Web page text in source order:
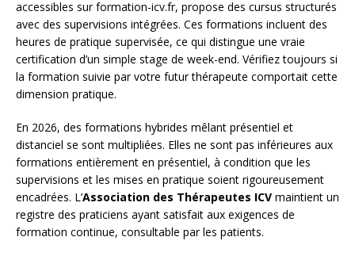
accessibles sur formation-icv.fr, propose des cursus structurés
avec des supervisions intégrées. Ces formations incluent des
heures de pratique supervisée, ce qui distingue une vraie
certification d’un simple stage de week-end. Vérifiez toujours si
la formation suivie par votre futur thérapeute comportait cette
dimension pratique.
En 2026, des formations hybrides mêlant présentiel et
distanciel se sont multipliées. Elles ne sont pas inférieures aux
formations entièrement en présentiel, à condition que les
supervisions et les mises en pratique soient rigoureusement
encadrées. L’Association des Thérapeutes ICV maintient un
registre des praticiens ayant satisfait aux exigences de
formation continue, consultable par les patients.